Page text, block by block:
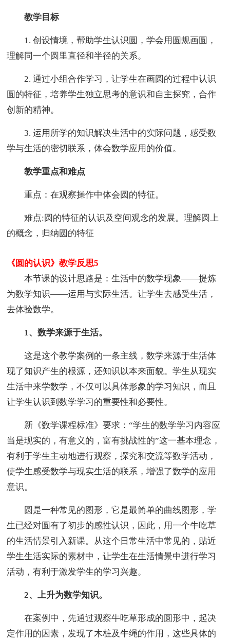
教学目标
1. 创设情境，帮助学生认识圆，学会用圆规画圆，
理解同一个圆里直径和半径的关系。
2. 通过小组合作学习，让学生在画圆的过程中认识
圆的特征，培养学生独立思考的意识和自主探究，合作
创新的精神。
3. 运用所学的知识解决生活中的实际问题，感受数
学与生活的密切联系，体会数学应用的价值。
教学重点和难点
重点：在观察操作中体会圆的特征。
难点:圆的特征的认识及空间观念的发展。理解圆上
的概念，归纳圆的特征
《圆的认识》教学反思5
本节课的设计思路是：生活中的数学现象——提炼
为数学知识——运用与实际生活。让学生去感受生活，
去体验数学。
1、数学来源于生活。
这是这个教学案例的一条主线，数学来源于生活体
现了知识产生的根源，还知识以本来面貌。学生从现实
生活中来学数学，不仅可以具体形象的学习知识，而且
让学生认识到数学学习的重要性和必要性。
新《数学课程标准》要求：“学生的数学学习内容应
当是现实的，有意义的，富有挑战性的”这一基本理念，
有利于学生主动地进行观察，探究和交流等数学活动，
使学生感受数学与现实生活的联系，增强了数学的应用
意识。
圆是一种常见的图形，它是最简单的曲线图形，学
生已经对圆有了初步的感性认识，因此，用一个牛吃草
的生活情景引入新课。从这个日常生活中常见的，贴近
学生生活实际的素材中，让学生在生活情景中进行学习
活动，有利于激发学生的学习兴趣。
2、上升为数学知识。
在案例中，先通过观察牛吃草形成的圆形中，起决
定作用的因素，发现了木桩及牛绳的作用，这些具体的